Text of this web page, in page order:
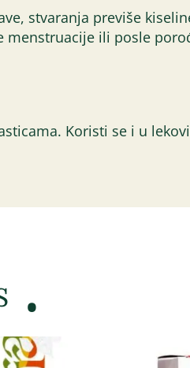
stvaranja previše
menstruacije ili posle
Koristi se i u